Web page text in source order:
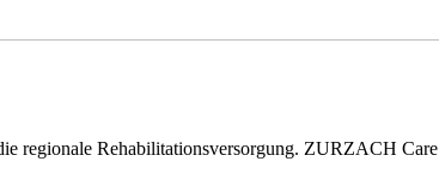
regionale Rehabilitationsversorgung. ZURZACH